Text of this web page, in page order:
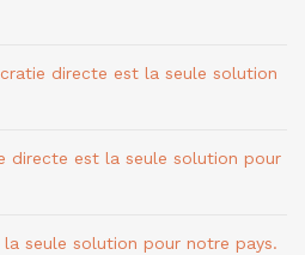
directe est la seule solution
directe est la seule solution pour
seule solution pour notre pays.